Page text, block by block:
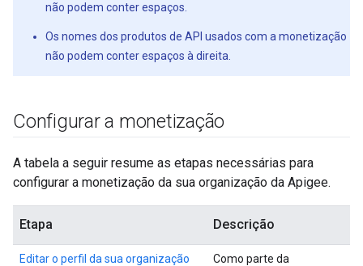
não podem conter espaços.
Os nomes dos produtos de API usados com a monetização
não podem conter espaços à direita.
Configurar a monetização
A tabela a seguir resume as etapas necessárias para
configurar a monetização da sua organização da Apigee.
Etapa Descrição
Editar o perfil da sua organização
Como parte da